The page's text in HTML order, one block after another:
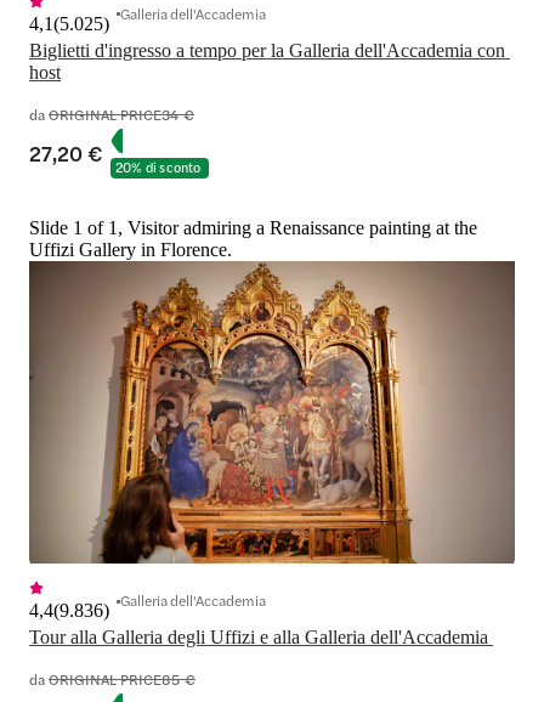
Biglietti d'ingresso a tempo per la Galleria dell'Accademia con
host
4,1(5.025) Galleria dell'Accademia
daORIGINAL PRICE34 €
27,20 € 20% di sconto
Slide 1 of 1, Visitor admiring a Renaissance painting at the
Uffizi Gallery in Florence.
4,4(9.836) Galleria dell'Accademia
daORIGINAL PRICE85 €